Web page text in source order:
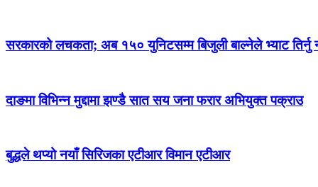
सरकारको लचकता; अब १५० युनिटसम्म बिजुली बाल्नेले भ्याट तिर्नु
दाङमा विभिन्न मुद्दामा झण्डै सात सय जना फरार अभियुक्त पक्राउ
बुद्धले थप्यो नयाँ सिरिजका एटीआर विमान एटीआर